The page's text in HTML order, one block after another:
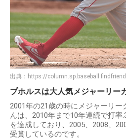
出典： https://
プホルスは大人気メジャーリー
2001年の21歳の時にメジャーリー
んは、2010年まで10年連続で打率
を達成しており、2005、2008、
受賞しているのです。